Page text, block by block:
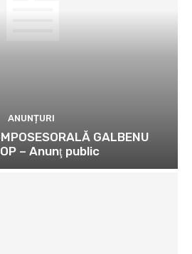
ANUNȚURI
GALBENU
– Anunţ public